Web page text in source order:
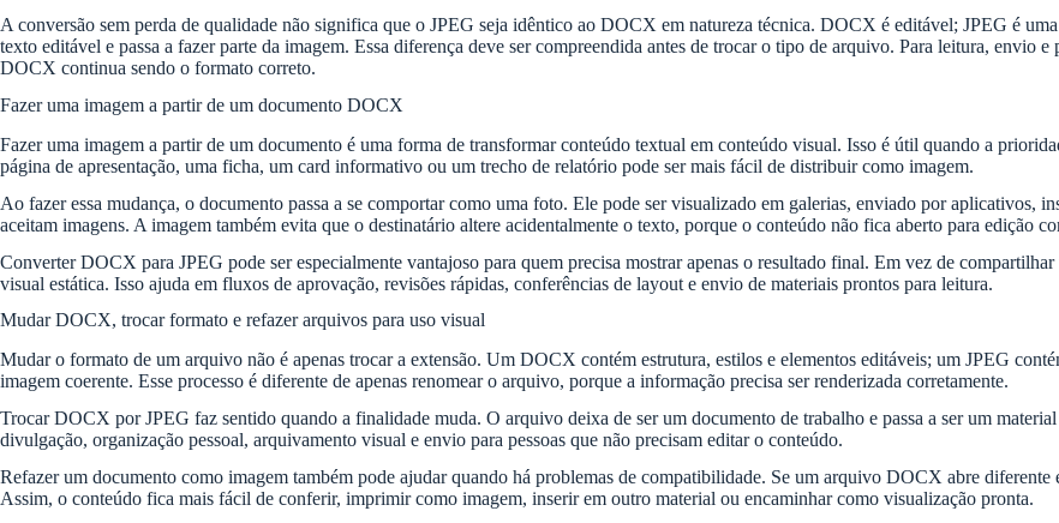
A conversão sem perda de qualidade não significa que o JPEG seja idêntico ao DOCX em natureza técnica. DOCX é editável; JPEG é
texto editável e passa a fazer parte da imagem. Essa diferença deve ser compreendida antes de trocar o tipo de arquivo. Para leitura, envio
DOCX continua sendo o formato correto.
Fazer uma imagem a partir de um documento DOCX
Fazer uma imagem a partir de um documento é uma forma de transformar conteúdo textual em conteúdo visual. Isso é útil quando a
página de apresentação, uma ficha, um card informativo ou um trecho de relatório pode ser mais fácil de distribuir como imagem.
Ao fazer essa mudança, o documento passa a se comportar como uma foto. Ele pode ser visualizado em galerias, enviado por aplicativos,
aceitam imagens. A imagem também evita que o destinatário altere acidentalmente o texto, porque o conteúdo não fica aberto para edição
Converter DOCX para JPEG pode ser especialmente vantajoso para quem precisa mostrar apenas o resultado final. Em vez de
visual estática. Isso ajuda em fluxos de aprovação, revisões rápidas, conferências de layout e envio de materiais prontos para leitura.
Mudar DOCX, trocar formato e refazer arquivos para uso visual
Mudar o formato de um arquivo não é apenas trocar a extensão. Um DOCX contém estrutura, estilos e elementos editáveis; um JPEG
imagem coerente. Esse processo é diferente de apenas renomear o arquivo, porque a informação precisa ser renderizada corretamente.
Trocar DOCX por JPEG faz sentido quando a finalidade muda. O arquivo deixa de ser um documento de trabalho e passa a ser um
divulgação, organização pessoal, arquivamento visual e envio para pessoas que não precisam editar o conteúdo.
Refazer um documento como imagem também pode ajudar quando há problemas de compatibilidade. Se um arquivo DOCX abre
Assim, o conteúdo fica mais fácil de conferir, imprimir como imagem, inserir em outro material ou encaminhar como visualização pronta.